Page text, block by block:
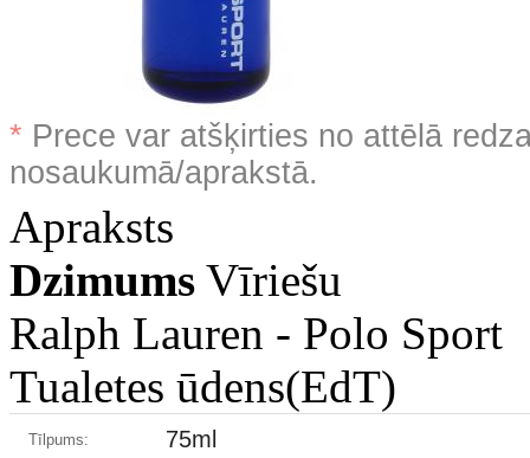
* Prece var atšķirties no attēlā
nosaukumā/aprakstā.
Apraksts
Dzimums Vīriešu
Ralph Lauren - Polo Sport
Tualetes ūdens(EdT)
Tīlpums: 75ml